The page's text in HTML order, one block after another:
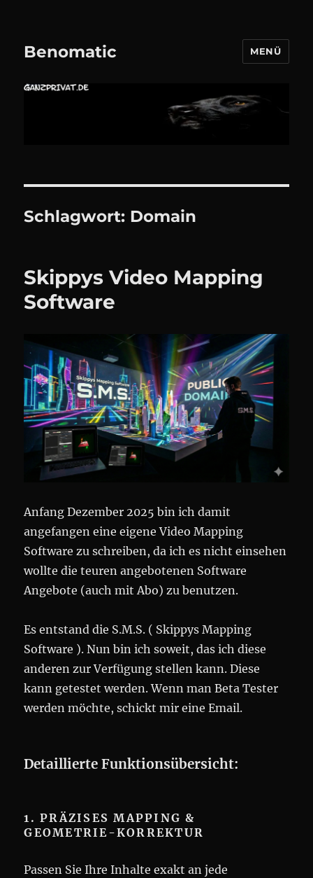
Benomatic MENÜ
Schlagwort: Domain
Skippys Video Mapping
Software
Anfang Dezember 2025 bin ich damit
angefangen eine eigene Video Mapping
Software zu schreiben, da ich es nicht einsehen
wollte die teuren angebotenen Software
Angebote (auch mit Abo) zu benutzen.
Es entstand die S.M.S. ( Skippys Mapping
Software ). Nun bin ich soweit, das ich diese
anderen zur Verfügung stellen kann. Diese
kann getestet werden. Wenn man Beta Tester
werden möchte, schickt mir eine Email.
Detaillierte Funktionsübersicht:
1. PRÄZISES MAPPING &
GEOMETRIE-KORREKTUR
Passen Sie Ihre Inhalte exakt an jede